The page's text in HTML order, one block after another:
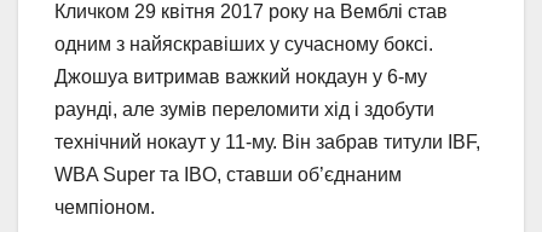
Кличком 29 квітня 2017 року на Вемблі став
одним з найяскравіших у сучасному боксі.
Джошуа витримав важкий нокдаун у 6-му
раунді, але зумів переломити хід і здобути
технічний нокаут у 11-му. Він забрав титули IBF,
WBA Super та IBO, ставши об’єднаним
чемпіоном.